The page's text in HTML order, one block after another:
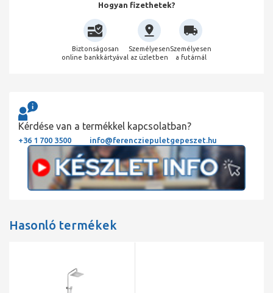
Hogyan fizethetek?
Biztonságosan
online bankkártyával
Személyesen
az üzletben
Személyesen
a futárnál
Kérdése van a termékkel kapcsolatban?
+36 1 700 3500 info@ferencziepuletgepeszet.hu
Hasonló termékek